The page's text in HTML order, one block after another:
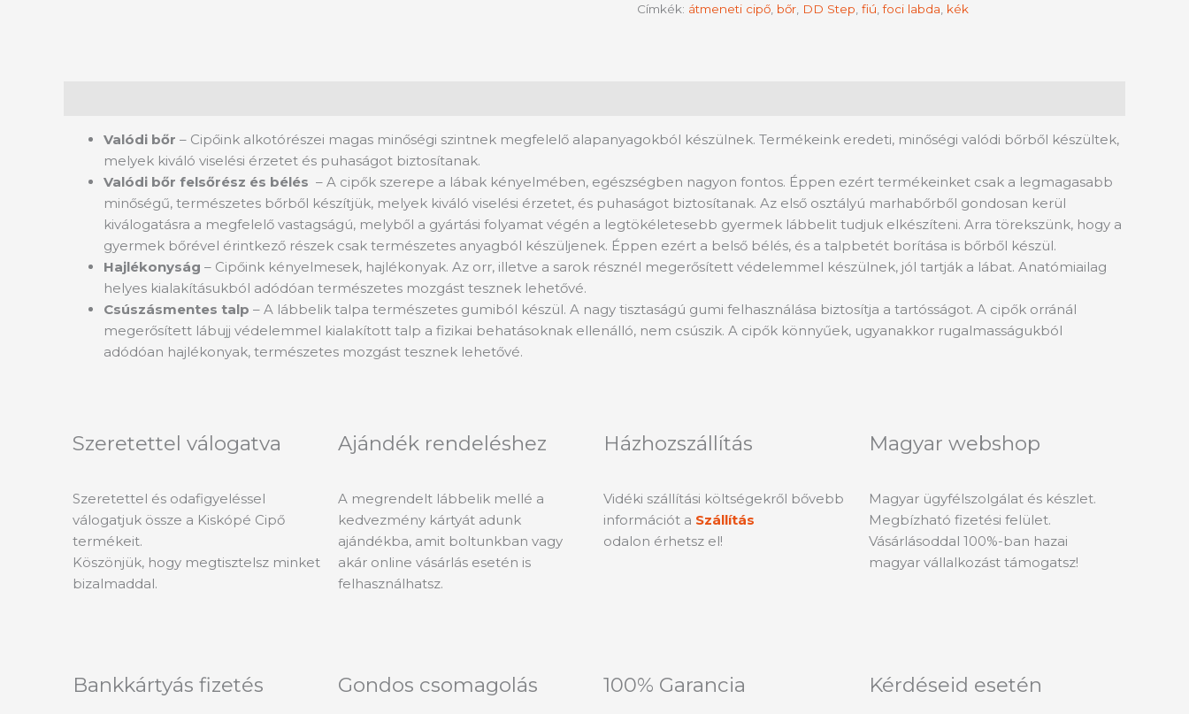
Címkék: átmeneti cipő bőr DD Step fiú ,foci labda kék
Valódi bőr – Cipőink alkotórészei magas minőségi szintnek megfelelő alapanyagokból készülnek. Termékeink eredeti, minőségi valódi bőrből készültek,
melyek kiváló viselési érzetet és puhaságot biztosítanak.
Valódi bőr felsőrész és bélés – A cipők szerepe a lábak kényelmében, egészségben nagyon fontos. Éppen ezért termékeinket csak a legmagasabb
minőségű, természetes bőrből készítjük, melyek kiváló viselési érzetet, és puhaságot biztosítanak. Az első osztályú marhabőrből gondosan kerül
kiválogatásra a megfelelő vastagságú, melyből a gyártási folyamat végén a legtökéletesebb gyermek lábbelit tudjuk elkészíteni. Arra törekszünk, hogy a
gyermek bőrével érintkező részek csak természetes anyagból készüljenek. Éppen ezért a belső bélés, és a talpbetét borítása is bőrből készül.
Hajlékonyság – Cipőink kényelmesek, hajlékonyak. Az orr, illetve a sarok résznél megerősített védelemmel készülnek, jól tartják a lábat. Anatómiailag
helyes kialakításukból adódóan természetes mozgást tesznek lehetővé.
Csúszásmentes talp – A lábbelik talpa természetes gumiból készül. A nagy tisztaságú gumi felhasználása biztosítja a tartósságot. A cipők orránál
megerősített lábujj védelemmel kialakított talp a fizikai behatásoknak ellenálló, nem csúszik. A cipők könnyűek, ugyanakkor rugalmasságukból
adódóan hajlékonyak, természetes mozgást tesznek lehetővé.
Szeretettel válogatva
Szeretettel és odafigyeléssel
válogatjuk össze a Kiskópé Cipő
termékeit.
Köszönjük, hogy megtisztelsz minket
bizalmaddal.
Ajándék rendeléshez
A megrendelt lábbelik mellé a
kedvezmény kártyát adunk
ajándékba, amit boltunkban vagy
akár online vásárlás esetén is
felhasználhatsz.
Házhozszállítás
Vidéki szállítási költségekről bővebb
információt a Szállítás
odalon érhetsz el!
Magyar webshop
Magyar ügyfélszolgálat és készlet.
Megbízható fizetési felület.
Vásárlásoddal 100%-ban hazai
magyar vállalkozást támogatsz!
Bankkártyás fizetés Gondos csomagolás 100% Garancia Kérdéseid esetén